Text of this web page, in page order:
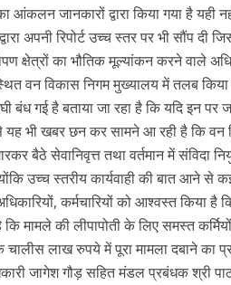
आंकलन जानकारों द्वारा किया गया है यही
अपनी रिपोर्ट उच्च स्तर पर भी सौंप दी
क्षेत्रों का भौतिक मूल्यांकन करने वाले
वन विकास निगम मुख्यालय में तलब
बंध गई है बताया जा रहा है कि यदि
भी खबर छन कर सामने आ रही है कि वन
बैठे सेवानिवृत्त तथा वर्तमान में संविदा
उच्च स्तरीय कार्यवाही की बात आने से
कर्मचारियों को आश्वस्त किया
मामले की लीपापोती के लिए समस्त
चालीस लाख रुपये में पूरा मामला दबाने का
जागेश गौड़ सहित मंडल प्रबंधक श्री